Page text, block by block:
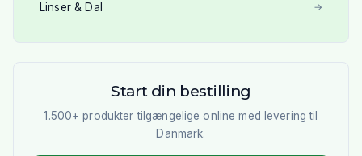
Linser & Dal →
Start din bestilling
1.500+ produkter tilgængelige online med levering til
Danmark.